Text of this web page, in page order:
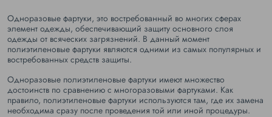
Одноразовые фартуки, это востребованный во многих сферах
элемент одежды, обеспечивающий защиту основного слоя
одежды от всяческих загрязнений. В данный момент
полиэтиленовые фартуки являются одними из самых популярных и
востребованных средств защиты.
Одноразовые полиэтиленовые фартуки имеют множество
достоинств по сравнению с многоразовыми фартуками. Как
правило, полиэтиленовые фартуки используются там, где их замена
необходима сразу после проведения той или иной процедуры.